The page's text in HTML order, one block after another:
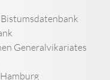
Generalvikariates